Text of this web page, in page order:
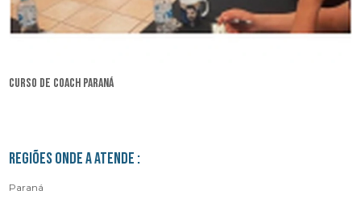
curso de coach Paraná
Regiões onde a atende :
Paraná